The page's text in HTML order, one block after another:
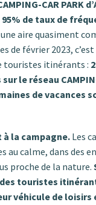
CAR PARK
de taux de
aire quasiment
de février 2023,
touristes itinérants :
le réseau
de vacances
à la campagne. Les
au calme, dans des
proche de la nature.
touristes
véhicule de